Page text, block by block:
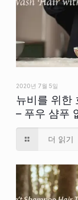
2020년 7월 5일
뉴비를 위한
– 푸우 샴푸
더 읽기